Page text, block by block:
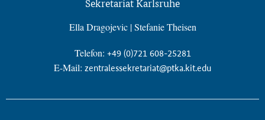
Sekretariat Karlsruhe
Ella Dragojevic | Stefanie Theisen
Telefon: +49 (0)721 608-25281
E-Mail: zentralessekretariat@ptka.kit.edu